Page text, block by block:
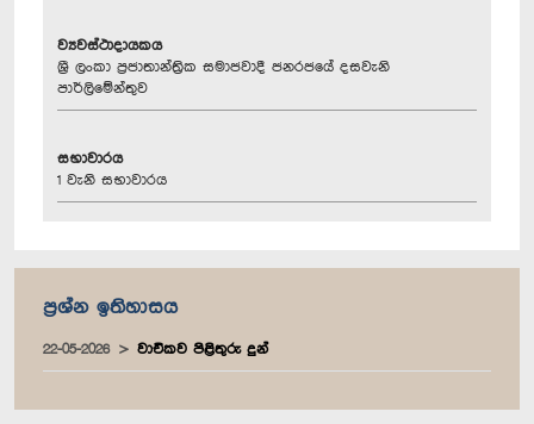
ව්‍යවස්ථාදායකය
ශ්‍රී ලංකා ප්‍රජාතාන්ත්‍රික සමාජවාදී ජනරජයේ දසවැනි
පාර්ලිමේන්තුව
සභාවාරය
1 වැනි සභාවාරය
ප්‍රශ්න ඉතිහාසය
22-05-2026 වාචිකව පිළිතුරු දුන්